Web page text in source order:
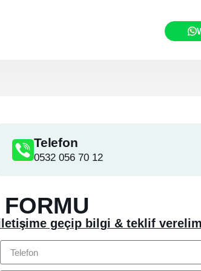
Telefon
0532 056 70 12
geçip bilgi & teklif